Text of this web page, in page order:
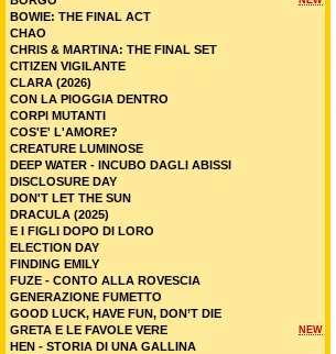
BOWIE: THE FINAL ACT
CHAO
CHRIS & MARTINA: THE FINAL SET
CITIZEN VIGILANTE
CLARA (2026)
CON LA PIOGGIA DENTRO
CORPI MUTANTI
COS'E' L'AMORE?
CREATURE LUMINOSE
DEEP WATER - INCUBO DAGLI ABISSI
DISCLOSURE DAY
DON'T LET THE SUN
DRACULA (2025)
E I FIGLI DOPO DI LORO
ELECTION DAY
FINDING EMILY
FUZE - CONTO ALLA ROVESCIA
GENERAZIONE FUMETTO
GOOD LUCK, HAVE FUN, DON’T DIE
NEW
GRETA E LE FAVOLE VERE
HEN - STORIA DI UNA GALLINA